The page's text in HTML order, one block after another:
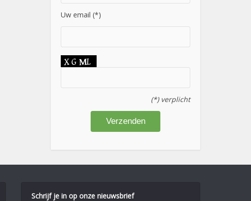
Uw email (*)
(*) verplicht
Schrijf je in op onze nieuwsbrief